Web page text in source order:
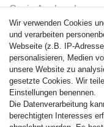
Casio Armband
Festina Armband
Citizen Armband
M. Lacroix Armband
J. Lemans Armband
Uhrenarmbänder - Alle
Sicherheit
Wir verwenden Cookies
und verarbeiten
Webseite (z.B. IP-
personalisieren, Medien
unsere Website zu
gesetzte Cookies. Wir
Einstellungen benennen.
Die Datenverarbeitung
berechtigten Interesses